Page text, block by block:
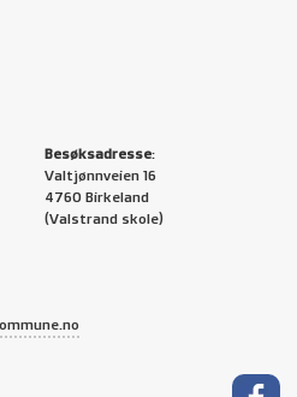
Besøksadresse:
Valtjønnveien 16
4760 Birkeland
(Valstrand skole)